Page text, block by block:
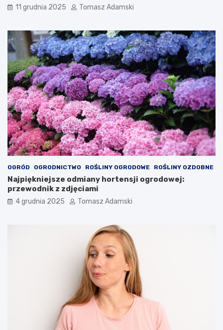
11 grudnia 2025 Tomasz Adamski
OGRÓD OGRODNICTWO ROŚLINY OGRODOWE ROŚLINY OZDOBNE
Najpiękniejsze odmiany hortensji ogrodowej:
przewodnik z zdjęciami
4 grudnia 2025 Tomasz Adamski